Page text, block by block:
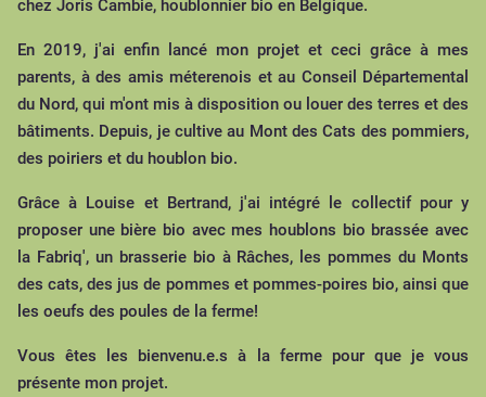
chez Joris Cambie, houblonnier bio en Belgique.
En 2019, j'ai enfin lancé mon projet et ceci grâce à mes
parents, à des amis méterenois et au Conseil Départemental
du Nord, qui m'ont mis à disposition ou louer des terres et des
bâtiments. Depuis, je cultive au Mont des Cats des pommiers,
des poiriers et du houblon bio.
Grâce à Louise et Bertrand, j'ai intégré le collectif pour y
proposer une bière bio avec mes houblons bio brassée avec
la Fabriq', un brasserie bio à Râches, les pommes du Monts
des cats, des jus de pommes et pommes-poires bio, ainsi que
les oeufs des poules de la ferme!
Vous êtes les bienvenu.e.s à la ferme pour que je vous
présente mon projet.